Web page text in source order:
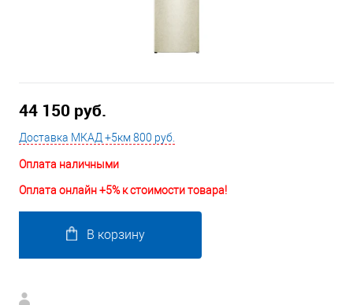
44 150 руб.
Доставка МКАД +5км 800 руб.
Оплата наличными
Оплата онлайн +5% к стоимости товара!
В корзину